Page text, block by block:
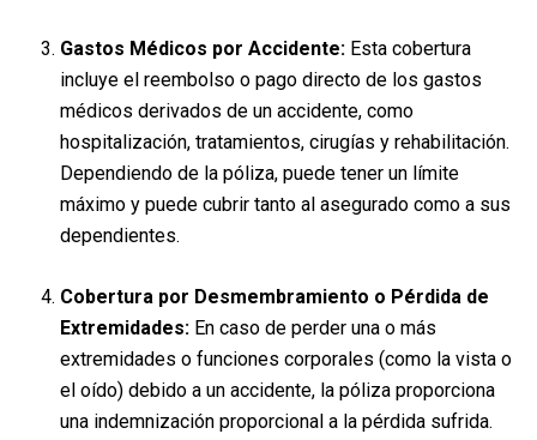
Gastos Médicos por Accidente: Esta cobertura
incluye el reembolso o pago directo de los gastos
médicos derivados de un accidente, como
hospitalización, tratamientos, cirugías y rehabilitación.
Dependiendo de la póliza, puede tener un límite
máximo y puede cubrir tanto al asegurado como a sus
dependientes.
Cobertura por Desmembramiento o Pérdida de
Extremidades: En caso de perder una o más
extremidades o funciones corporales (como la vista o
el oído) debido a un accidente, la póliza proporciona
una indemnización proporcional a la pérdida sufrida.